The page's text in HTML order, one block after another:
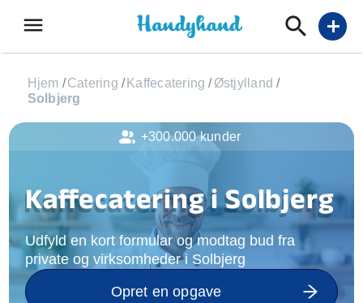
menu add
Hjem /Catering / Kaffecatering / Østjylland /
Solbjerg
Kaffecatering i Solbjerg
Udfyld en kort formular og modtag bud fra
private og virksomheder i Solbjerg
Opret en opgave
+300.000 kunder